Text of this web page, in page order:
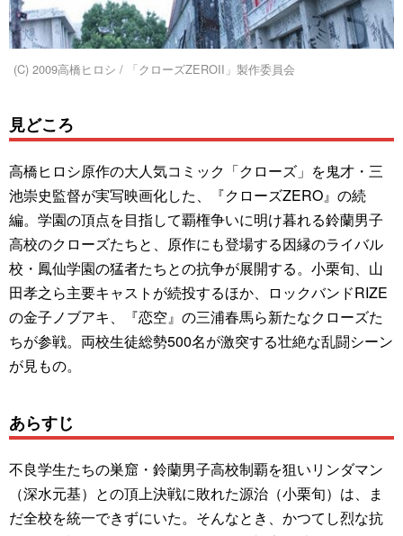
(C) 2009高橋ヒロシ / 「クローズZEROII」製作委員会
見どころ
高橋ヒロシ原作の大人気コミック「クローズ」を鬼才・三
池崇史監督が実写映画化した、『クローズZERO』の続
編。学園の頂点を目指して覇権争いに明け暮れる鈴蘭男子
高校のクローズたちと、原作にも登場する因縁のライバル
校・鳳仙学園の猛者たちとの抗争が展開する。小栗旬、山
田孝之ら主要キャストが続投するほか、ロックバンドRIZE
の金子ノブアキ、『恋空』の三浦春馬ら新たなクローズた
ちが参戦。両校生徒総勢500名が激突する壮絶な乱闘シーン
が見もの。
あらすじ
不良学生たちの巣窟・鈴蘭男子高校制覇を狙いリンダマン
（深水元基）との頂上決戦に敗れた源治（小栗旬）は、ま
だ全校を統一できずにいた。そんなとき、かつてし烈な抗